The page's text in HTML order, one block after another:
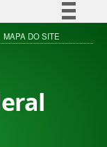
à informação
MAPA DO SITE